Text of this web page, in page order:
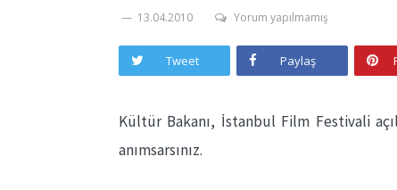
13.04.2010 Yorum yapılmamış
Tweet Paylaş
Kültür Bakanı, İstanbul Film Festivali
anımsarsınız.